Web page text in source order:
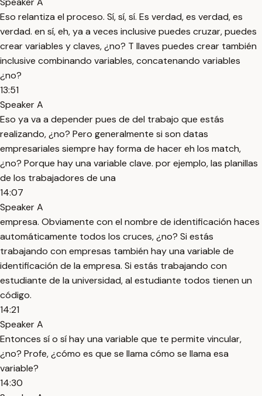
Eso relantiza el proceso. Sí, sí, sí. Es verdad, es verdad, es
verdad. en sí, eh, ya a veces inclusive puedes cruzar, puedes
crear variables y claves, ¿no? T llaves puedes crear también
inclusive combinando variables, concatenando variables
¿no?
13:51
Speaker A
Eso ya va a depender pues de del trabajo que estás
realizando, ¿no? Pero generalmente si son datas
empresariales siempre hay forma de hacer eh los match,
¿no? Porque hay una variable clave. por ejemplo, las planillas
de los trabajadores de una
14:07
Speaker A
empresa. Obviamente con el nombre de identificación haces
automáticamente todos los cruces, ¿no? Si estás
trabajando con empresas también hay una variable de
identificación de la empresa. Si estás trabajando con
estudiante de la universidad, al estudiante todos tienen un
código.
14:21
Speaker A
Entonces sí o sí hay una variable que te permite vincular,
¿no? Profe, ¿cómo es que se llama cómo se llama esa
variable?
14:30